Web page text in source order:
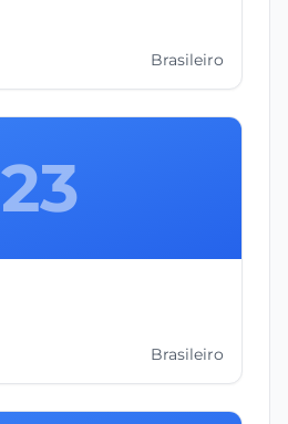
Brasileiro
23
Brasileiro